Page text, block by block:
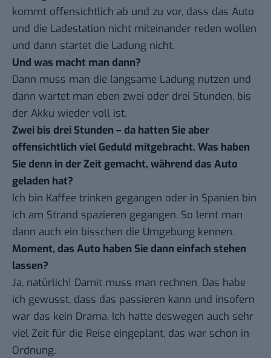
kommt offensichtlich ab und zu vor, dass das Auto
und die Ladestation nicht miteinander reden wollen
und dann startet die Ladung nicht.
Und was macht man dann?
Dann muss man die langsame Ladung nutzen und
dann wartet man eben zwei oder drei Stunden, bis
der Akku wieder voll ist.
Zwei bis drei Stunden – da hatten Sie aber
offensichtlich viel Geduld mitgebracht. Was haben
Sie denn in der Zeit gemacht, während das Auto
geladen hat?
Ich bin Kaffee trinken gegangen oder in Spanien bin
ich am Strand spazieren gegangen. So lernt man
dann auch ein bisschen die Umgebung kennen.
Moment, das Auto haben Sie dann einfach stehen
lassen?
Ja, natürlich! Damit muss man rechnen. Das habe
ich gewusst, dass das passieren kann und insofern
war das kein Drama. Ich hatte deswegen auch sehr
viel Zeit für die Reise eingeplant, das war schon in
Ordnung.